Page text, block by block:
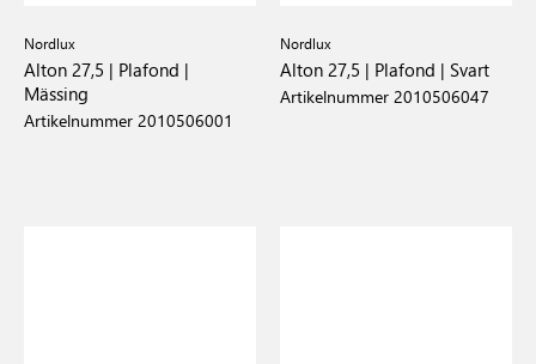
Nordlux
Alton 27,5 | Plafond |
Mässing
Artikelnummer 2010506001
Nordlux
Alton 27,5 | Plafond | Svart
Artikelnummer 2010506047